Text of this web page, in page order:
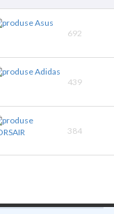
692
439
384